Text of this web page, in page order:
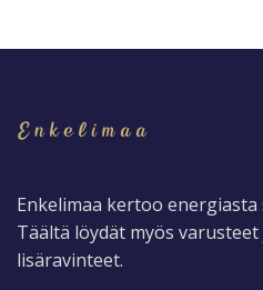
Enkelimaa kertoo
Täältä löydät myös
lisäravinteet.